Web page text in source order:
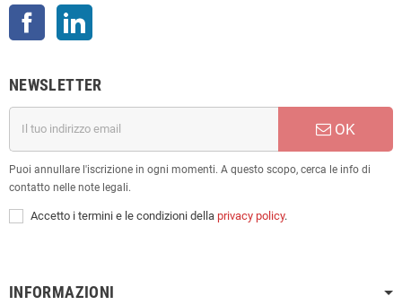
Facebook
NEWSLETTER
OK
Puoi annullare l'iscrizione in ogni momenti. A questo scopo, cerca le info di
contatto nelle note legali.
Accetto i termini e le condizioni della privacy policy.
INFORMAZIONI